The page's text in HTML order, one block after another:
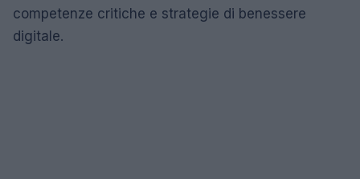
competenze critiche e strategie di benessere
digitale.